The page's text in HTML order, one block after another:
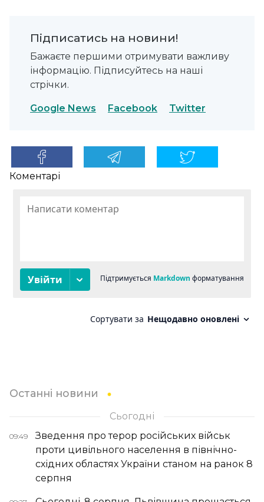
Підписатись на новини!
Бажаєте першими отримувати важливу
інформацію. Підписуйтесь на наші
стрічки.
Google News Facebook Twitter
Коментарі
Останні новини
Сьогодні
09:49
Зведення про терор російських військ
проти цивільного населення в північно-
східних областях України станом на ранок 8
серпня